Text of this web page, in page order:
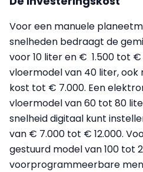
Voor een manuele
snelheden bedraagt de
voor 10 liter en € 1.500 tot
vloermodel van 40 liter, ook
kost tot € 7.000. Een
vloermodel van 60 tot 80
snelheid digitaal kunt
van € 7.000 tot € 12.000.
gestuurd model van 100 tot
voorprogrammeerbare